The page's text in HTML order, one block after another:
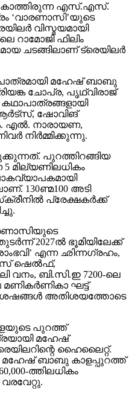
കാത്തിരുന്ന എസ്.എസ്.
‘വാരണാസി’യുടെ
വിസ്മയമായി
റാമോജി ഫിലിം
ചടങ്ങിലാണ് ട്രെയിലര്‍
മഹേഷ് ബാബു
ചോപ്ര, പൃഥ്വിരാജ്
ഷോവിങ്
എല്‍. നാരായണ,
നിര്‍മ്മിക്കുന്നു.
പുറത്തിറങ്ങിയ
മില്യണിലധികം
130ണ്മ100 അടി
പ്രേക്ഷകര്‍ക്ക്
2027ല്‍ ഭൂമിയിലേക്ക്
എന്ന ഛിന്നഗ്രഹം,
ഐസ് ഷെല്‍ഫ്,
ബി.സി.ഇ 7200-ലെ
മണികര്‍ണികാ ഘട്ട്
അതിശയത്തോടെ
പുറത്ത്
മഹേഷ്
ഹൈലൈറ്റ്.
മഹേഷ് ബാബു കാളപ്പുറത്ത്
ത്തിലധികം